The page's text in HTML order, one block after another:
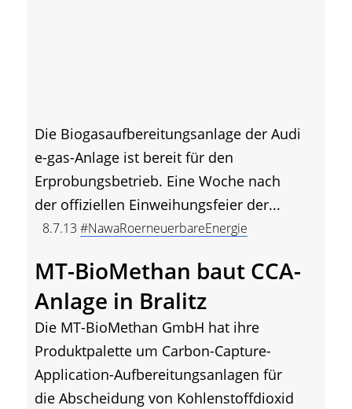
Die Biogasaufbereitungsanlage der Audi
e-gas-Anlage ist bereit für den
Erprobungsbetrieb. Eine Woche nach
der offiziellen Einweihungsfeier der...
8.7.13 #NawaRoerneuerbareEnergie
MT-BioMethan baut CCA-
Anlage in Bralitz
Die MT-BioMethan GmbH hat ihre
Produktpalette um Carbon-Capture-
Application-Aufbereitungsanlagen für
die Abscheidung von Kohlenstoffdioxid